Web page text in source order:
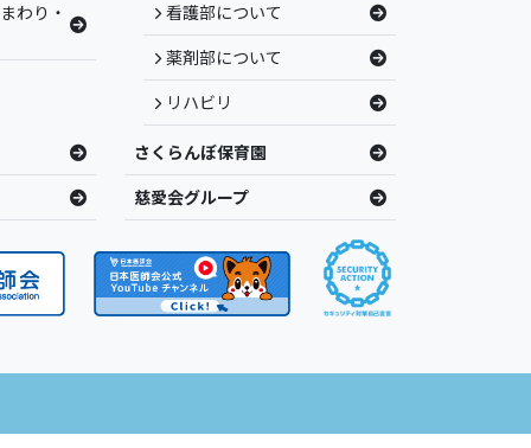
わり・
看護部について
薬剤部について
リハビリ
さくらんぼ保育園
慈愛会グループ